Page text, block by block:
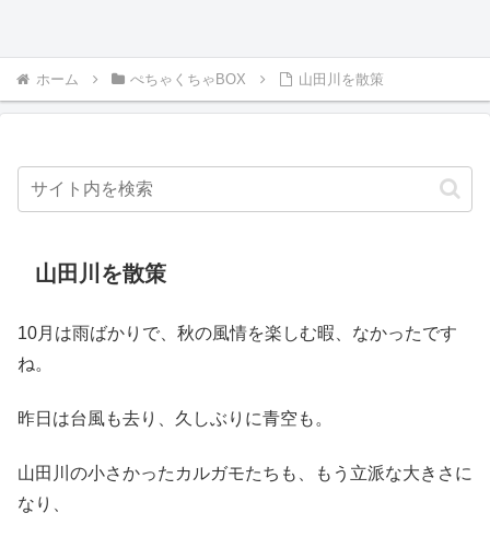
ホーム ぺちゃくちゃBOX 山田川を散策
山田川を散策
10月は雨ばかりで、秋の風情を楽しむ暇、なかったです
ね。
昨日は台風も去り、久しぶりに青空も。
山田川の小さかったカルガモたちも、もう立派な大きさに
なり、